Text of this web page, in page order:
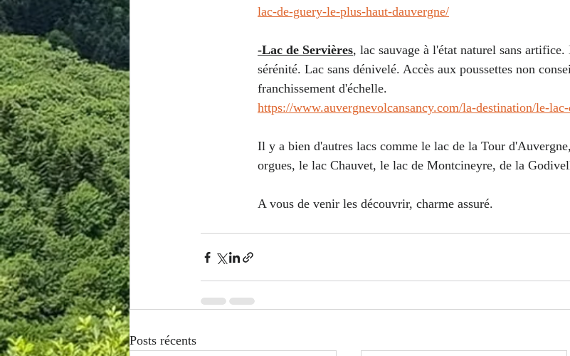
lac-de-guery-le-plus-haut-dauvergne/
-Lac de Servières, lac sauvage à l'état naturel sans
sérénité. Lac sans dénivelé. Accès aux poussettes non
franchissement d'échelle.
https://www.auvergnevolcansancy.com/la-destination/le-
Il y a bien d'autres lacs comme le lac de la Tour
orgues, le lac Chauvet, le lac de Montcineyre, de la
A vous de venir les découvrir, charme assuré.
Posts récents